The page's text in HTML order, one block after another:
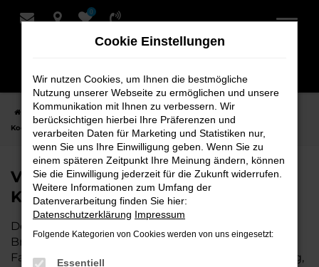
Zum
0
Startseite Bremervörde VW
VW ID.4 Fahrzeuge bei Schmidt +
Koch für Bremervörde
VW ID.4 Fahrzeuge bei Schmidt +
Koch für Bremervörde
Der VW ID.4 ist die perfekte Wahl für alle in
Bremervörde, die ein zuverlässiges und modernes
Fahrzeug suchen. Ob für den täglichen Arbeitsweg,
Cookie Einstellungen
Wir nutzen Cookies, um Ihnen die bestmögliche
Nutzung unserer Webseite zu ermöglichen und unsere
Kommunikation mit Ihnen zu verbessern. Wir
berücksichtigen hierbei Ihre Präferenzen und
verarbeiten Daten für Marketing und Statistiken nur,
wenn Sie uns Ihre Einwilligung geben. Wenn Sie zu
einem späteren Zeitpunkt Ihre Meinung ändern, können
Sie die Einwilligung jederzeit für die Zukunft widerrufen.
Weitere Informationen zum Umfang der
Datenverarbeitung finden Sie hier:
Datenschutzerklärung Impressum
Folgende Kategorien von Cookies werden von uns eingesetzt:
Essentiell